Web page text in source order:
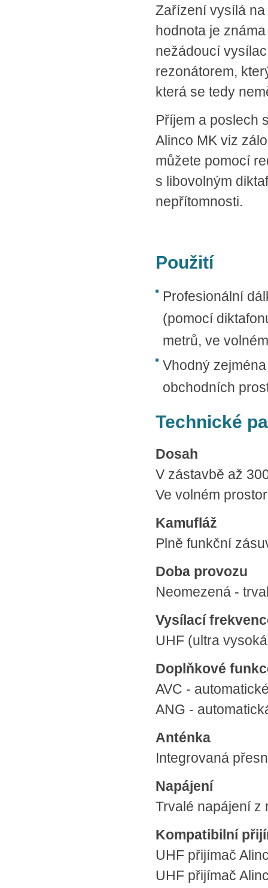
Zařízení vysílá
hodnota je
nežádoucí
rezonátorem,
která se tedy
Příjem a poslech
Alinco MK viz
můžete pomocí
s libovolným
nepřítomnosti.
Použití
Profesionální
(pomocí
metrů, ve
Vhodný
obchodních
Technické
Dosah
V zástavbě až
Ve volném
Kamufláž
Plně funkční
Doba provozu
Neomezená -
Vysílací
UHF (ultra
Doplňkové
AVC -
ANG -
Anténka
Integrovaná
Napájení
Trvalé napájení z
Kompatibilní
UHF přijímač
UHF přijímač